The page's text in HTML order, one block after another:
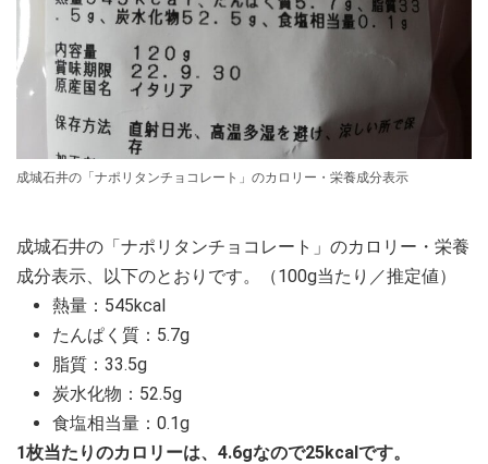
成城石井の「ナポリタンチョコレート」のカロリー・栄養成分表示
成城石井の「ナポリタンチョコレート」のカロリー・栄養
成分表示、以下のとおりです。（100g当たり／推定値）
熱量：545kcal
たんぱく質：5.7g
脂質：33.5g
炭水化物：52.5g
食塩相当量：0.1g
1枚当たりのカロリーは、4.6gなので25kcalです。